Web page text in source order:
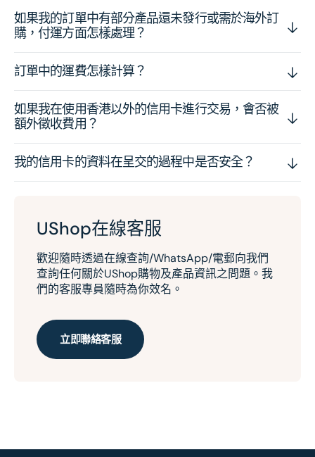
如果我的訂單中有部分產品還未發行或需於海外訂
購，付運方面怎樣處理？
訂單中的運費怎樣計算？
如果我在使用香港以外的信用卡進行交易，會否被
額外徵收費用？
我的信用卡的資料在呈交的過程中是否安全？
UShop在線客服
歡迎隨時透過在線查詢/WhatsApp/電郵向我們
查詢任何關於UShop購物及產品資訊之問題。我
們的客服專員隨時為你效名。
立即聯絡客服